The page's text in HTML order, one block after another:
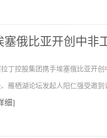
塞俄比亚开创中非
拉丁控股集团携手埃塞俄比亚开
、雁栖湖论坛发起人阳仁强受邀
细]